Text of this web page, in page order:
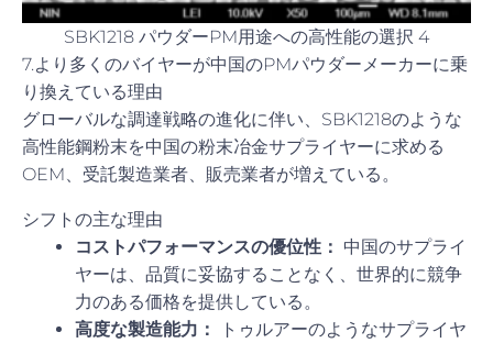
SBK1218 パウダーPM用途への高性能の選択 4
7.より多くのバイヤーが中国のPMパウダーメーカーに乗
り換えている理由
グローバルな調達戦略の進化に伴い、SBK1218のような
高性能鋼粉末を中国の粉末冶金サプライヤーに求める
OEM、受託製造業者、販売業者が増えている。
シフトの主な理由
コストパフォーマンスの優位性： 中国のサプライ
ヤーは、品質に妥協することなく、世界的に競争
力のある価格を提供している。
高度な製造能力：
トゥルアーのようなサプライヤ